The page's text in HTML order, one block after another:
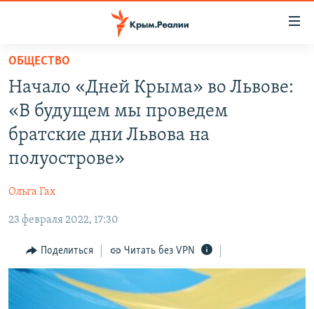
Вернуться
основному
содержанию
Вернутся
главной
Вернутся
СПЕЦПРОЕКТЫ
ВОДА
ИНФОГРАФИКА
ТЕЛЕПРОЕКТ КРЫМ.РЕАЛИИ
СОВЕТЫ ПРАВОЗАЩИТНИКОВ
ПРОПАВШИЕ БЕЗ ВЕСТИ
КАК ОБОЙТИ БЛОКИРОВКУ
Qırımtatar
ОБЩЕСТВО
Начало «Дней Крыма» во Львове:
«В будущем мы проведем
братские дни Львова на
полуострове»
Ольга Гах
23 февраля 2022, 17:30
Поделиться Читать без VPN